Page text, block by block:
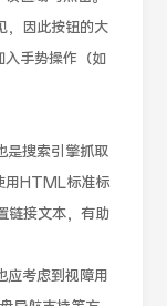
，因此按钮的大
入手势操作（如
是搜索引擎抓取
用HTML标准标
链接文本，有助
应考虑到视障用